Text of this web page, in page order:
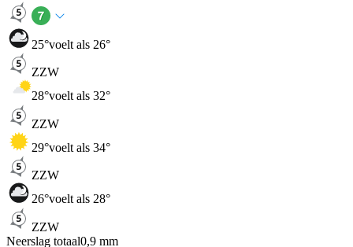
25°voelt als 26°
ZZW
28°voelt als 32°
ZZW
29°voelt als 34°
ZZW
26°voelt als 28°
ZZW
Neerslag totaal0,9 mm